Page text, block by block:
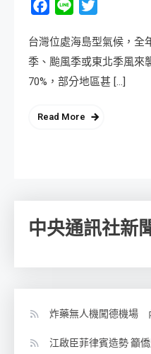
Facebook
Line
台灣位處海島型氣候，全
季、颱風季或東北季風來
70%，部分地區甚 […]
Read More
中央通訊社新
炸藥無人機闖德機場
江啟臣菲律賓造勢 籲